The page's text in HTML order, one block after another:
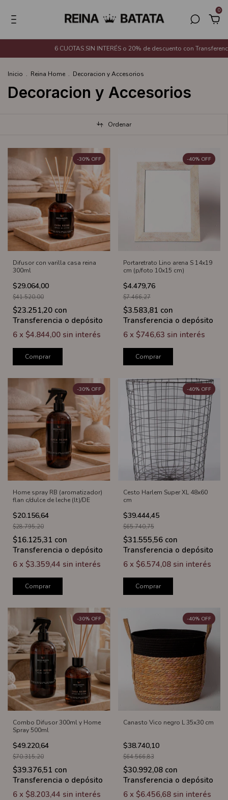
0
SIN INTERÉS o 20% de descuento con Transferencia Bancaria
Inicio . Reina Home . Decoracion y Accesorios
Decoracion y Accesorios
Ordenar
Difusor con varilla casa reina
300ml
$29.064,00
-30% OFF
$41.520,00
$23.251,20 con
Transferencia o depósito
6 x $4.844,00 sin interés
Comprar
Portaretrato Lino arena S 14x19
cm (p/foto 10x15 cm)
$4.479,76
-40% OFF
$7.466,27
$3.583,81 con
Transferencia o depósito
6 x $746,63 sin interés
Comprar
Home spray RB (aromatizador)
flan c/dulce de leche (lt)/DE
$20.156,64
-30% OFF
$28.795,20
$16.125,31 con
Transferencia o depósito
6 x $3.359,44 sin interés
Comprar
Cesto Harlem Super XL 48x60
cm
$39.444,45
-40% OFF
$65.740,75
$31.555,56 con
Transferencia o depósito
6 x $6.574,08 sin interés
Comprar
Combo Difusor 300ml y Home
Spray 500ml
$49.220,64
-30% OFF
$70.315,20
$39.376,51 con
Transferencia o depósito
6 x $8.203,44 sin interés
Canasto Vico negro L 35x30 cm
$38.740,10
-40% OFF
$64.566,83
$30.992,08 con
Transferencia o depósito
6 x $6.456,68 sin interés